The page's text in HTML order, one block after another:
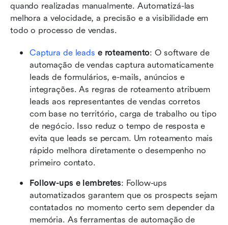
quando realizadas manualmente. Automatizá-las
melhora a velocidade, a precisão e a visibilidade em
todo o processo de vendas.
Captura de leads e roteamento: O software de
automação de vendas captura automaticamente
leads de formulários, e-mails, anúncios e
integrações. As regras de roteamento atribuem
leads aos representantes de vendas corretos
com base no território, carga de trabalho ou tipo
de negócio. Isso reduz o tempo de resposta e
evita que leads se percam. Um roteamento mais
rápido melhora diretamente o desempenho no
primeiro contato.
Follow-ups e lembretes: Follow-ups
automatizados garantem que os prospects sejam
contatados no momento certo sem depender da
memória. As ferramentas de automação de